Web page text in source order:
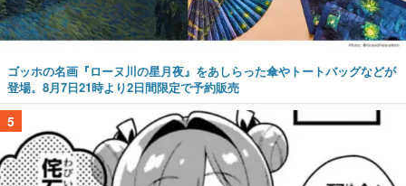
ゴッホの名画『ローヌ川の星月夜』をあしらった傘やトートバッグなどが
登場。8月7日21時より2日間限定で予約販売
5